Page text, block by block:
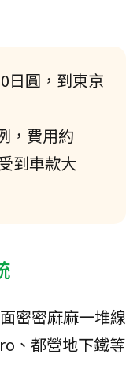
日圓，到東京
，費用約
到車款大
密密麻麻一堆線
、都營地下鐵等